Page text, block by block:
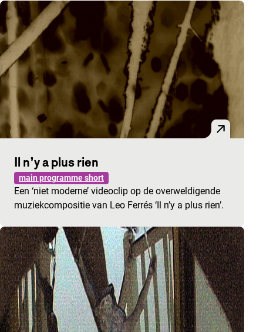
Il n’y a plus rien
main programme short
Een ‘niet moderne’ videoclip op de overweldigende
muziekcompositie van Leo Ferrés ‘Il n’y a plus rien’.